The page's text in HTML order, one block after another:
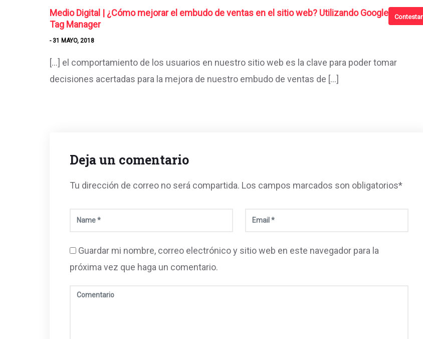
Contestar
Medio Digital | ¿Cómo mejorar el embudo de ventas en el sitio web? Utilizando Google
Tag Manager
- 31 MAYO, 2018
[…] el comportamiento de los usuarios en nuestro sitio web es la clave para poder tomar
decisiones acertadas para la mejora de nuestro embudo de ventas de […]
Deja un comentario
Tu dirección de correo no será compartida. Los campos marcados son obligatorios*
Guardar mi nombre, correo electrónico y sitio web en este navegador para la
próxima vez que haga un comentario.